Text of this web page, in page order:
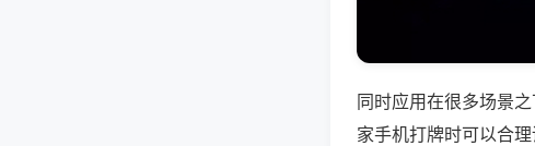
同时应用在很多场景
家手机打牌时可以合